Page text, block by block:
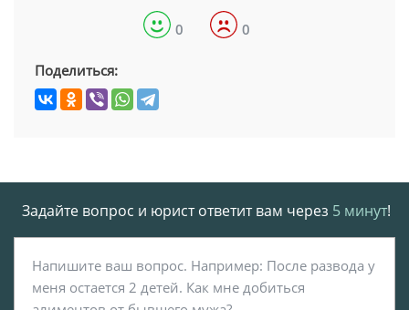
0 0
Поделиться:
Задайте вопрос и юрист ответит вам через 5 минут!